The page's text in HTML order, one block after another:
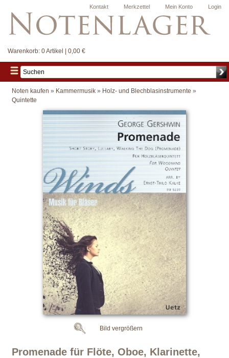
Login
Mein Konto
Merkzettel
Kontakt
Warenkorb: 0 Artikel | 0,00 €
Noten kaufen » Kammermusik » Holz- und Blechblasinstrumente »
Quintette
Promenade für Flöte, Oboe, Klarinette,
Bild vergrößern